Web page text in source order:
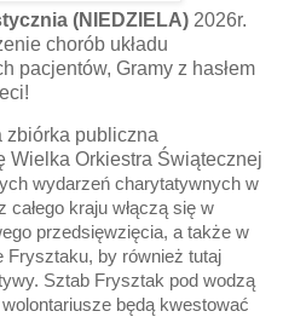
(NIEDZIELA) 2026r.
chorób układu
pacjentów, Gramy z hasłem
zbiórka publiczna
Wielka Orkiestra Świątecznej
wydarzeń charytatywnych w
kraju włączą się w
przedsięwzięcia, a także w
Frysztaku, by również tutaj
Sztab Frysztak pod wodzą
będą kwestować